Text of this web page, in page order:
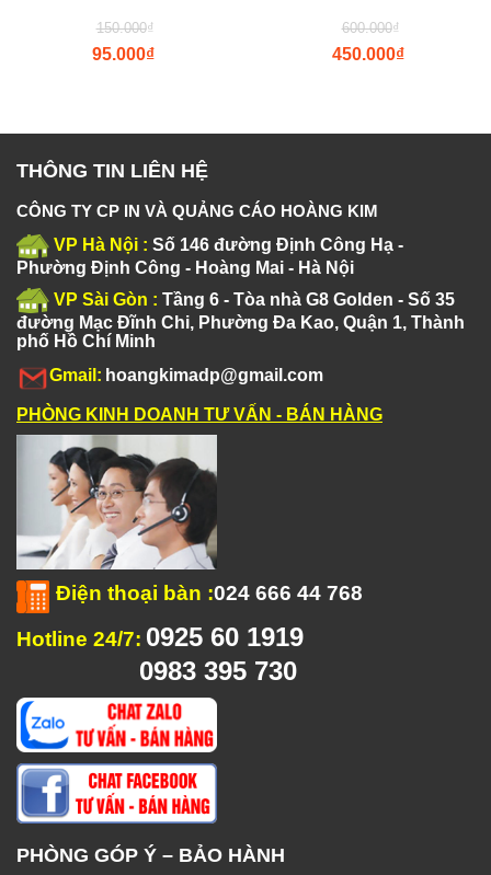
₫
150.000
₫
95.000
₫
600.000
₫
450.000
THÔNG TIN LIÊN HỆ
CÔNG TY CP IN VÀ QUẢNG CÁO HOÀNG KIM
VP Hà Nội : Số 146 đường Định Công Hạ -
Phường Định Công - Hoàng Mai - Hà Nội
VP Sài Gòn : Tầng 6 - Tòa nhà G8 Golden - Số 35
đường Mạc Đĩnh Chi, Phường Đa Kao, Quận 1, Thành
phố Hồ Chí Minh
Gmail: hoangkimadp@gmail.com
PHÒNG KINH DOANH TƯ VẤN - BÁN HÀNG
Điện thoại bàn :024 666 44 768
Hotline 24/7: 0925 60 1919
0983 395 730
PHÒNG GÓP Ý – BẢO HÀNH